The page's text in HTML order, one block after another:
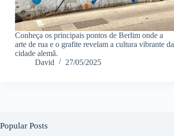
Conheça os principais pontos de Berlim onde a
arte de rua e o grafite revelam a cultura vibrante da
cidade alemã.
David
27/05/2025
Popular Posts